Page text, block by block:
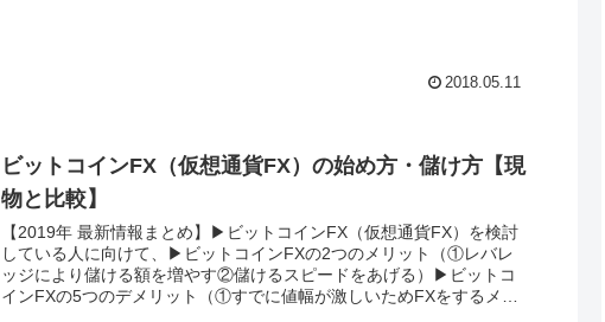
2018.05.11
ビットコインFX（仮想通貨FX）の始め方・儲け方【現
物と比較】
【2019年 最新情報まとめ】▶ビットコインFX（仮想通貨FX）を検討
している人に向けて、▶ビットコインFXの2つのメリット（①レバレ
ッジにより儲ける額を増やす②儲けるスピードをあげる）▶ビットコ
インFXの5つのデメリット（①すでに値幅が激しいためFXをするメリ